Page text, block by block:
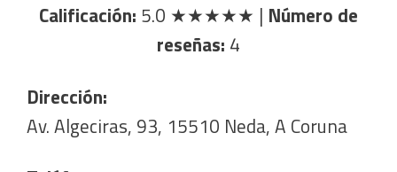
Calificación: 5.0 ★★★★★ | Número de
reseñas: 4
Dirección:
Av. Algeciras, 93, 15510 Neda, A Coruna